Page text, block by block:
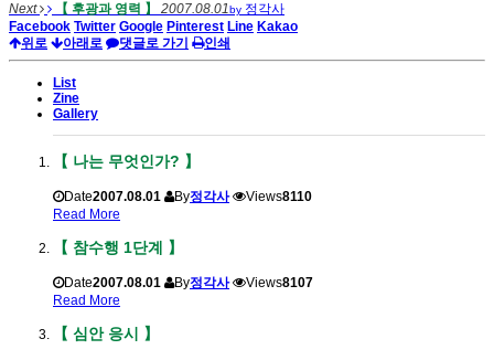
Next
【 후광과 영력 】 2007.08.01by 정각사
Facebook Twitter Google Pinterest Line Kakao
위로
아래로 댓글로 가기 인쇄
List
Zine
Gallery
【 나는 무엇인가? 】
Date2007.08.01 By정각사 Views8110
Read More
【 참수행 1단계 】
Date2007.08.01 By정각사 Views8107
Read More
【 심안 응시 】